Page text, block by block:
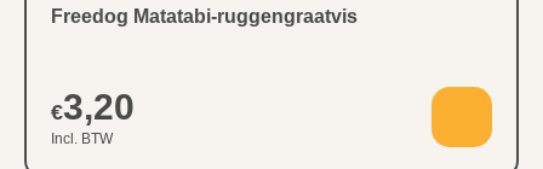
Freedog Matatabi-ruggengraatvis
€3,20
Incl. BTW